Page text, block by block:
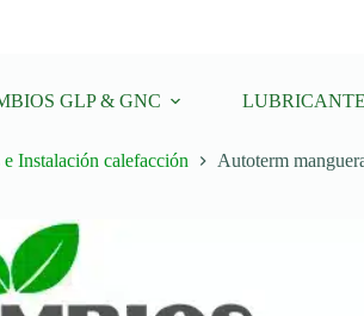
GLP & GNC
Instalación calefacción Autoterm